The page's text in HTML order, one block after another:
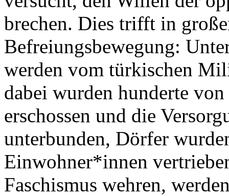
brechen. Dies trifft in
Befreiungsbewegung:
werden vom türkischen
dabei wurden hunderte
erschossen und die
unterbunden, Dörfer
Einwohner*innen
Faschismus wehren,